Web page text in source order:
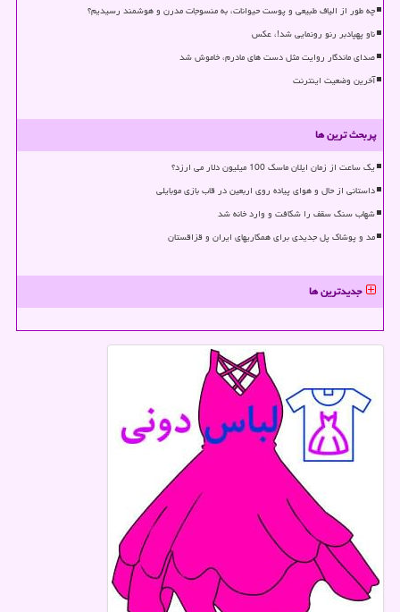
چه طور از الیاف طبیعی و پوست حیوانات، به منسوجات مدرن و هوشمند رسیدیم؟
ناو پهپادبر رنو رونمایی شد!، عکس
صدای ماندگار روایت مثل دست های مادرم، خاموش شد
آخرین وضعیت اینترنت
پربحث ترین ها
یک ساعت از زمان ایلان ماسک 100 میلیون دلار می ارزد؟
داستانی از حال و هوای پیاده روی اربعین در قاب بازی موبایلی
شهاب سنگ سقف را شکافت و وارد خانه شد
مد و پوشاک پل جدیدی برای همکاریهای ایران و قزاقستان
جدیدترین ها